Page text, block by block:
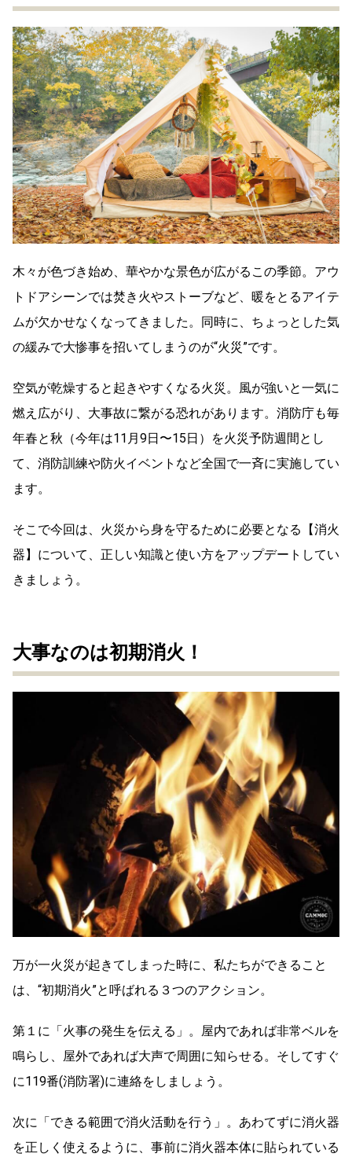
木々が色づき始め、華やかな景色が広がるこの季節。アウ
トドアシーンでは焚き火やストーブなど、暖をとるアイテ
ムが欠かせなくなってきました。同時に、ちょっとした気
の緩みで大惨事を招いてしまうのが“火災”です。
空気が乾燥すると起きやすくなる火災。風が強いと一気に
燃え広がり、大事故に繋がる恐れがあります。消防庁も毎
年春と秋（今年は11月9日〜15日）を火災予防週間とし
て、消防訓練や防火イベントなど全国で一斉に実施してい
ます。
そこで今回は、火災から身を守るために必要となる【消火
器】について、正しい知識と使い方をアップデートしてい
きましょう。
大事なのは初期消火！
万が一火災が起きてしまった時に、私たちができること
は、“初期消火”と呼ばれる３つのアクション。
第１に「火事の発生を伝える」。屋内であれば非常ベルを
鳴らし、屋外であれば大声で周囲に知らせる。そしてすぐ
に119番(消防署)に連絡をしましょう。
次に「できる範囲で消火活動を行う」。あわてずに消火器
を正しく使えるように、事前に消火器本体に貼られている